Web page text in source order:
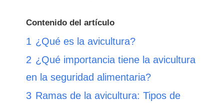
Contenido del artículo
1 ¿Qué es la avicultura?
2 ¿Qué importancia tiene la avicultura
en la seguridad alimentaria?
3 Ramas de la avicultura: Tipos de